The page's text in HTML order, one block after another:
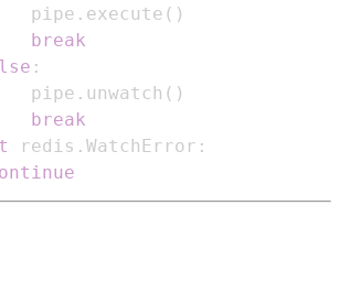
pipe
. execute ( )
break
:
pipe
. unwatch ( )
break
redis . WatchError :